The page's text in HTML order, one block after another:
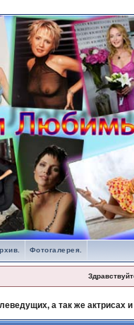
Фотогалерея.
а так же актрисах и